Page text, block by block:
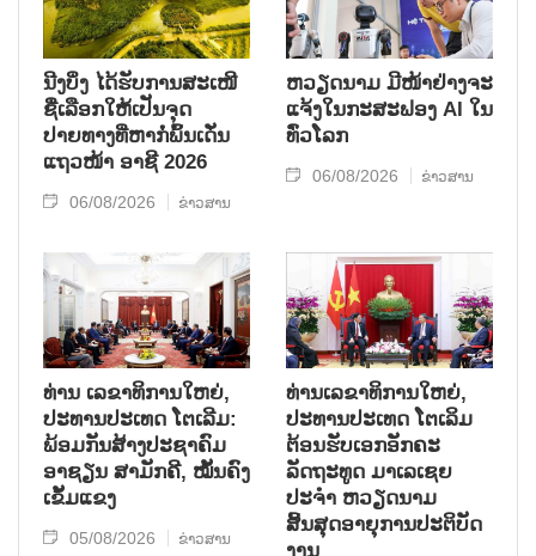
ນີງບິ່ງ ໄດ້ຮັບການສະເໜີ
ຊື່ເລືອກໃຫ້ເປັນຈຸດ
ປາຍທາງທີ່ຫາກໍ່ພົ້ນເດັ່ນ
ແຖວໜ້າ ອາຊີ 2026
06/08/2026 ຂ່າວສານ
ຫວຽດນາມ ມີໜ້າຢ່າງຈະ
ແຈ້ງໃນກະສະຟອງ AI ໃນ
ທົ່ວໂລກ
06/08/2026 ຂ່າວສານ
ທ່ານ ເລຂາທິການໃຫຍ່,
ປະທານປະເທດ ໂຕເລີມ:
ພ້ອມກັນສ້າງປະຊາຄົມ
ອາຊຽນ ສາມັກຄີ, ໝັ້ນຄົງ
ເຂັ້ມແຂງ
05/08/2026 ຂ່າວສານ
ທ່ານເລຂາທິການໃຫຍ່,
ປະທານປະເທດ ໂຕເລິມ
ຕ້ອນຮັບເອກອັກຄະ
ລັດຖະທູດ ມາເລເຊຍ
ປະຈຳ ຫວຽດນາມ
ສິ້ນສຸດອາຍຸການປະຕິບັດ
ງານ